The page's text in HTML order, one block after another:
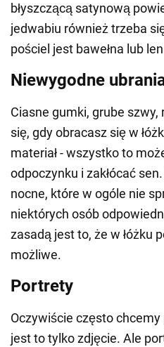
błyszczącą satynową
jedwabiu również trzeba
pościel jest bawełna lub
Niewygodne
Ciasne gumki, grube
się, gdy obracasz się w
materiał - wszystko to
odpoczynku i zakłócać
nocne, które w ogóle nie
niektórych osób
zasadą jest to, że w łóżku
możliwe.
Portrety
Oczywiście często
jest to tylko zdjęcie. Ale